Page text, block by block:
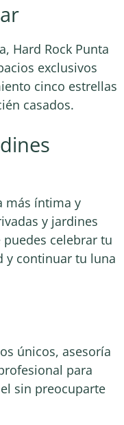
Hard Rock Punta
exclusivos
cinco estrellas
casados.
más íntima y
y jardines
celebrar tu
y continuar tu luna
únicos, asesoría
para
sin preocuparte